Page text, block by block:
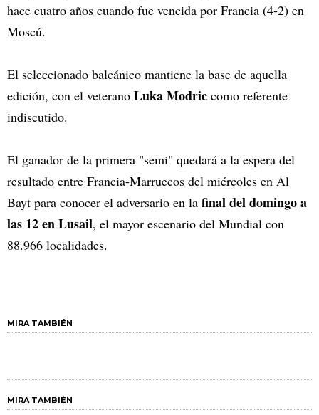
hace cuatro años cuando fue vencida por Francia (4-2) en
Moscú.
El seleccionado balcánico mantiene la base de aquella
edición, con el veterano Luka Modric como referente
indiscutido.
El ganador de la primera "semi" quedará a la espera del
resultado entre Francia-Marruecos del miércoles en Al
Bayt para conocer el adversario en la final del domingo a
las 12 en Lusail, el mayor escenario del Mundial con
88.966 localidades.
MIRA TAMBIÉN
MIRA TAMBIÉN